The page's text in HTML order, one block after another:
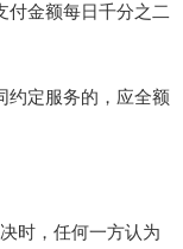
金额每日千分之二
定服务的，应全额
时，任何一方认为